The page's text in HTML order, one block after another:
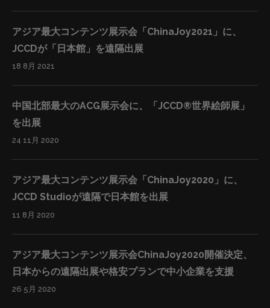
アジア最大コンテンツ展示会「ChinaJoy2021」に、
JCCDが「日本館」を遠隔出展
18 8月 2021
中国北部最大のACG展示会に、「JCCD®世界絵師展」
を出展
24 11月 2020
アジア最大コンテンツ展示会「ChinaJoy2020」に、
JCCD Studioが遠隔で日本館を出展
11 8月 2020
アジア最大コンテンツ展示会ChinaJoy2020開催決定、
日本からの遠隔出展や格安プランで中小企業を支援
26 5月 2020